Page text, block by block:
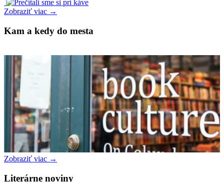
Zobraziť viac →
Kam a kedy do mesta
Zobraziť viac →
Literárne noviny